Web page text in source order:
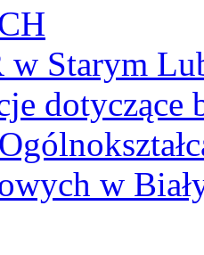
w Starym
dotyczące
w